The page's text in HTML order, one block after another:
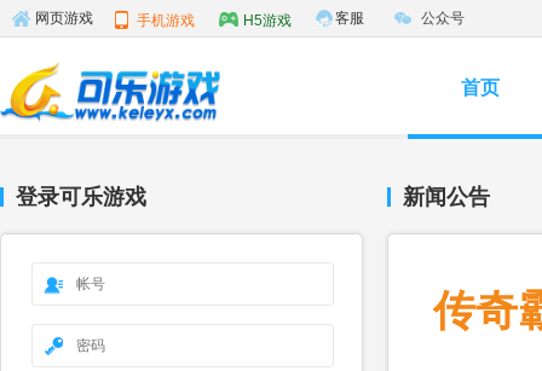
网页游戏 手机游戏 H5游戏 客服 公众号
首页
登录可乐游戏 新闻公告
传奇